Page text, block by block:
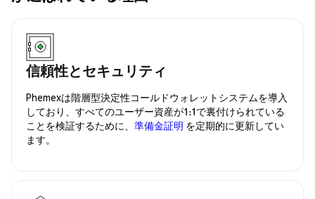
信頼性とセキュリティ
Phemexは階層型決定性コールドウォレットシステムを導入
しており、すべてのユーザー資産が1:1で裏付けられている
ことを検証するために、 準備金証明 を定期的に更新してい
ます。